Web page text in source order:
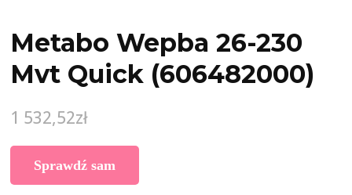
Metabo Wepba 26-230
Mvt Quick (606482000)
1 532,52zł
Sprawdź sam